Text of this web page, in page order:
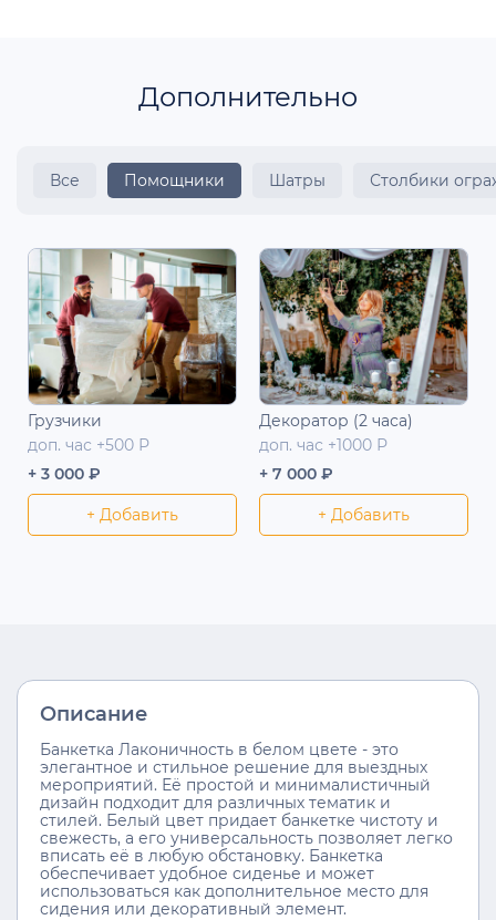
Дополнительно
Все Помощники Шатры Столбики
Грузчики
доп. час +500 Р
+ 3 000 ₽
+ Добавить
Декоратор (2 часа)
доп. час +1000 Р
+ 7 000 ₽
+ Добавить
Описание
Банкетка Лаконичность в белом цвете - это
элегантное и стильное решение для выездных
мероприятий. Её простой и минималистичный
дизайн подходит для различных тематик и
стилей. Белый цвет придает банкетке чистоту и
свежесть, а его универсальность позволяет легко
вписать её в любую обстановку. Банкетка
обеспечивает удобное сиденье и может
использоваться как дополнительное место для
сидения или декоративный элемент.